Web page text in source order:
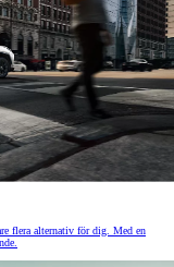
flera alternativ för dig. Med en